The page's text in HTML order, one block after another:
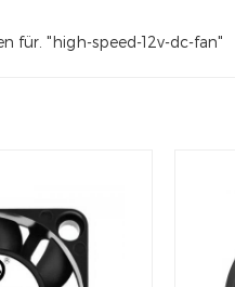
für. "high-speed-12v-dc-fan"